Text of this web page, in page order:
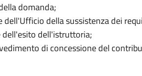
domanda;
dell'Ufficio della sussistenza dei
dell'esito dell'istruttoria;
di concessione del